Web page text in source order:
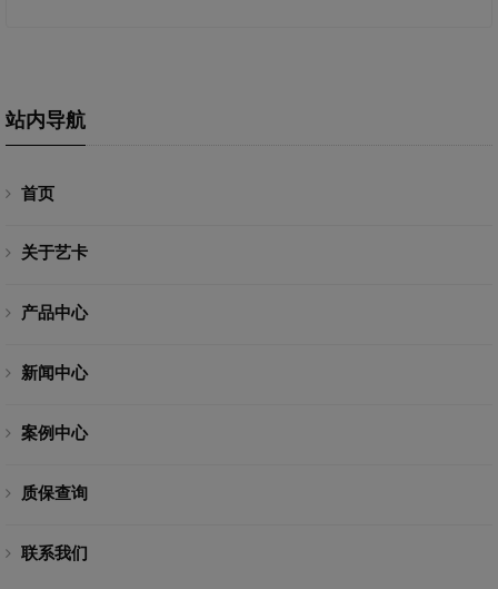
站内导航
首页
关于艺卡
产品中心
新闻中心
案例中心
质保查询
联系我们